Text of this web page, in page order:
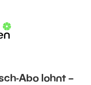
Abo lohnt –